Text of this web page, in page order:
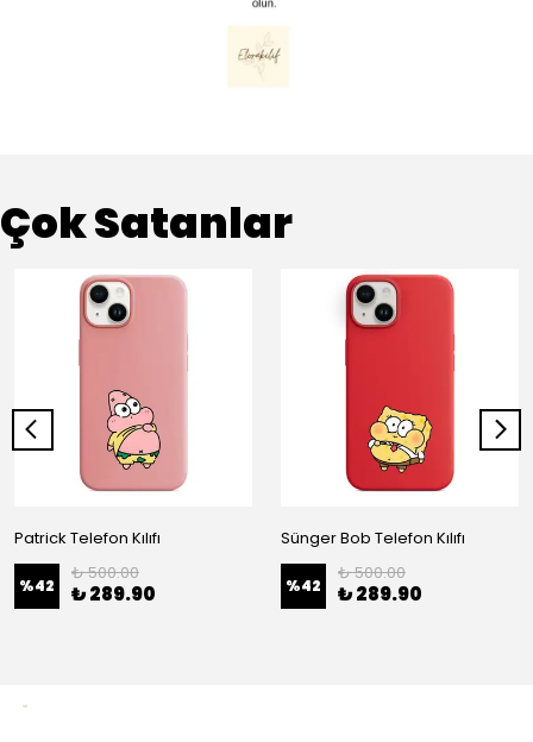
Çok Satanlar
Patrick Telefon Kılıfı
%42
₺ 500.00
₺ 289.90
Sünger Bob Telefon Kılıfı
%42
₺ 500.00
₺ 289.90